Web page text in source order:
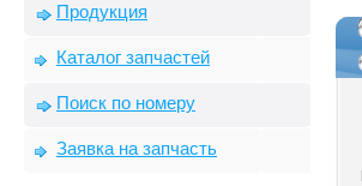
Продукция
Каталог запчастей
Поиск по номеру
Заявка на запчасть